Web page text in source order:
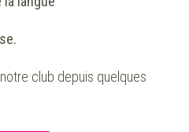
club depuis quelques